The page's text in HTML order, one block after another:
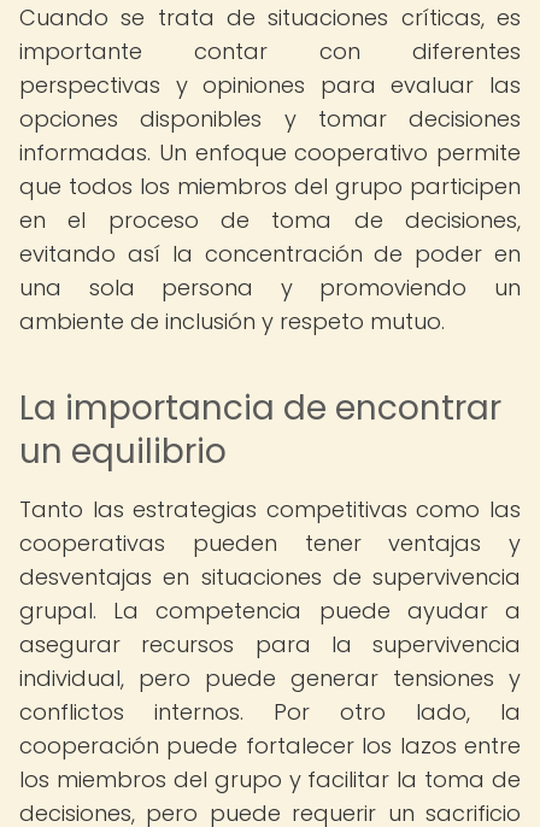
Cuando se trata de situaciones críticas, es
importante contar con diferentes
perspectivas y opiniones para evaluar las
opciones disponibles y tomar decisiones
informadas. Un enfoque cooperativo permite
que todos los miembros del grupo participen
en el proceso de toma de decisiones,
evitando así la concentración de poder en
una sola persona y promoviendo un
ambiente de inclusión y respeto mutuo.
La importancia de encontrar
un equilibrio
Tanto las estrategias competitivas como las
cooperativas pueden tener ventajas y
desventajas en situaciones de supervivencia
grupal. La competencia puede ayudar a
asegurar recursos para la supervivencia
individual, pero puede generar tensiones y
conflictos internos. Por otro lado, la
cooperación puede fortalecer los lazos entre
los miembros del grupo y facilitar la toma de
decisiones, pero puede requerir un sacrificio